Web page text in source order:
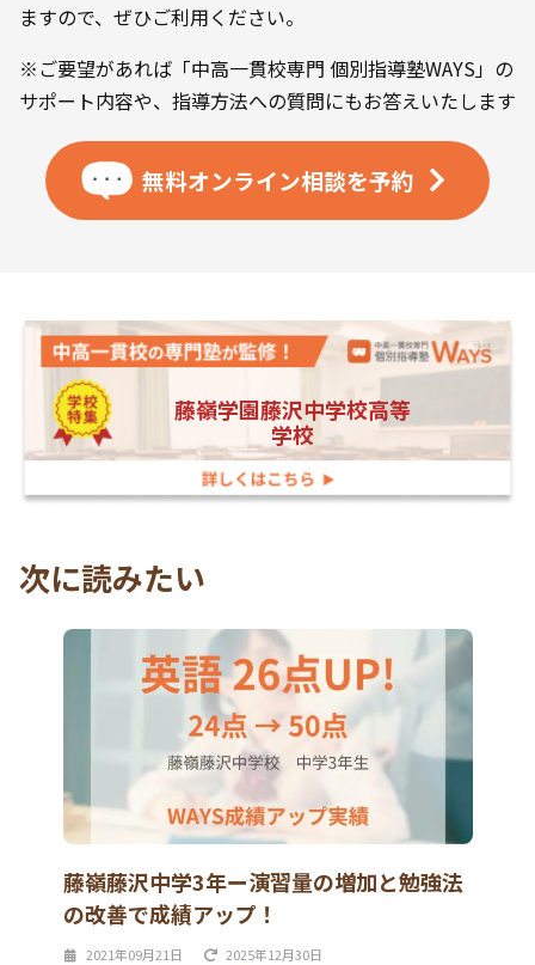
ますので、ぜひご利用ください。
※ご要望があれば「中高一貫校専門 個別指導塾WAYS」の
サポート内容や、指導方法への質問にもお答えいたします
無料オンライン相談を予約
藤嶺学園藤沢中学校高等
学校
次に読みたい
藤嶺藤沢中学3年ー演習量の増加と勉強法
の改善で成績アップ！
2021年09月21日 2025年12月30日